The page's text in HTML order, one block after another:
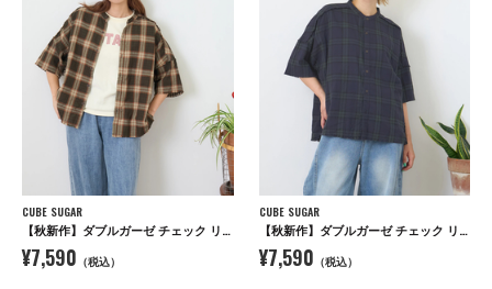
CUBE SUGAR
【秋新作】ダブルガーゼ チェック リバーシブル 5分袖 ドルマンシャツ
¥7,590 （税込）
CUBE SUGAR
【秋新作】ダブルガーゼ チェック リバーシブル 5分袖 ドルマンシャツ
¥7,590 （税込）